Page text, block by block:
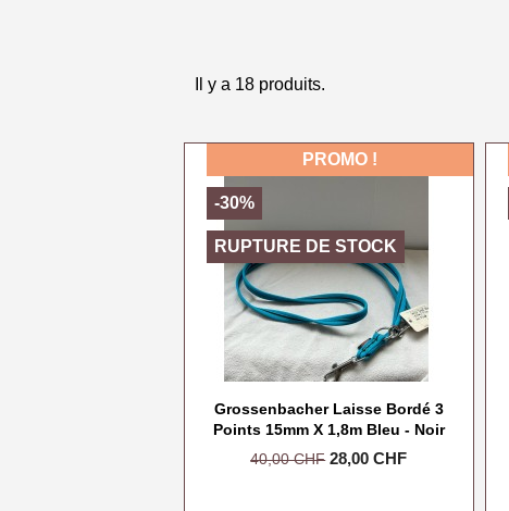
Il y a 18 produits.
Grossenbacher Laisse Bordé 3
Points 15mm X 1,8m Bleu - Noir
Prix
40,00 CHF Prix
28,00 CHF
PROMO !
-30%
RUPTURE DE STOCK